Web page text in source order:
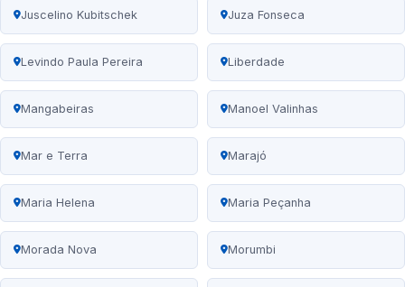
Juscelino Kubitschek Juza Fonseca
Levindo Paula Pereira Liberdade
Mangabeiras Manoel Valinhas
Mar e Terra Marajó
Maria Helena Maria Peçanha
Morada Nova Morumbi